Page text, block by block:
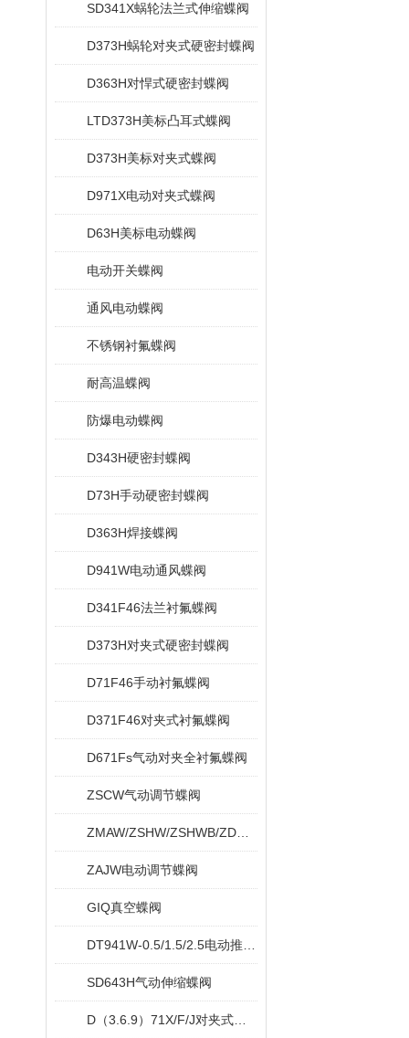
SD341X蜗轮法兰式伸缩蝶阀
D373H蜗轮对夹式硬密封蝶阀
D363H对悍式硬密封蝶阀
LTD373H美标凸耳式蝶阀
D373H美标对夹式蝶阀
D971X电动对夹式蝶阀
D63H美标电动蝶阀
电动开关蝶阀
通风电动蝶阀
不锈钢衬氟蝶阀
耐高温蝶阀
防爆电动蝶阀
D343H硬密封蝶阀
D73H手动硬密封蝶阀
D363H焊接蝶阀
D941W电动通风蝶阀
D341F46法兰衬氟蝶阀
D373H对夹式硬密封蝶阀
D71F46手动衬氟蝶阀
D371F46对夹式衬氟蝶阀
D671Fs气动对夹全衬氟蝶阀
ZSCW气动调节蝶阀
ZAJW电动调节蝶阀
GIQ真空蝶阀
SD643H气动伸缩蝶阀